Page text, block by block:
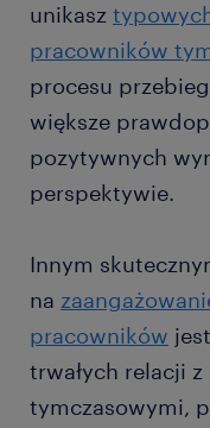
unikasz
pracowników
procesu
większe
pozytywnych
perspektywie.
Innym
na
pracowników
trwałych relacji
tymczasowymi,